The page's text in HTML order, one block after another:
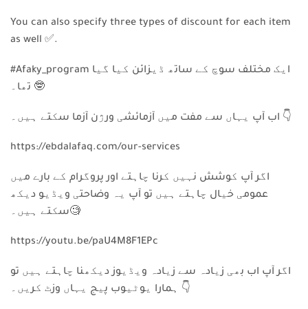
You can also specify three types of discount for each item
as well ✅.
#Afaky_program ایک مختلف سوچ کے ساتھ ڈیزائن کیا گیا
🤓
👇
https://ebdalafaq.com/our-services
اگر آپ کوشش نہیں کرنا چاہتے اور پروگرام کے بارے میں
عمومی خیال چاہتے ہیں تو آپ یہ وضاحتی ویڈیو دیکھ
سکتے ہیں۔🧐
https://youtu.be/paU4M8F1EPc
اگر آپ اب بھی زیادہ سے زیادہ ویڈیوز دیکھنا چاہتے ہیں تو
👇